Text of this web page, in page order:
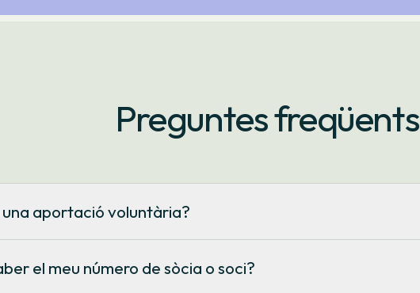
Preguntes freqüents
aportació voluntària?
aquest formulari
el meu número de sòcia o soci?